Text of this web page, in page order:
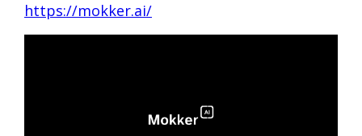
https://mokker.ai/